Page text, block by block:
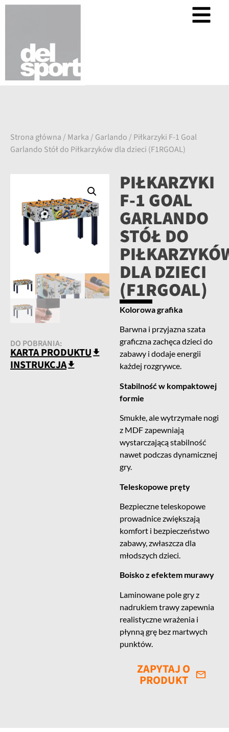
Strona główna / Marka / Garlando / Piłkarzyki F-1 Goal
Garlando Stół do Piłkarzyków dla dzieci (F1RGOAL)
DO POBRANIA:
KARTA PRODUKTU
INSTRUKCJA
PIŁKARZYKI
F-1 GOAL
GARLANDO
STÓŁ DO
DLA DZIECI
(F1RGOAL)
Kolorowa grafika
Barwna i przyjazna szata
graficzna zachęca dzieci do
zabawy i dodaje energii
każdej rozgrywce.
Stabilność w kompaktowej
formie
Smukłe, ale wytrzymałe nogi
z MDF zapewniają
wystarczającą stabilność
nawet podczas dynamicznej
gry.
Teleskopowe pręty
Bezpieczne teleskopowe
prowadnice zwiększają
komfort i bezpieczeństwo
zabawy, zwłaszcza dla
młodszych dzieci.
Boisko z efektem murawy
Laminowane pole gry z
nadrukiem trawy zapewnia
realistyczne wrażenia i
płynną grę bez martwych
punktów.
ZAPYTAJ O
PRODUKT